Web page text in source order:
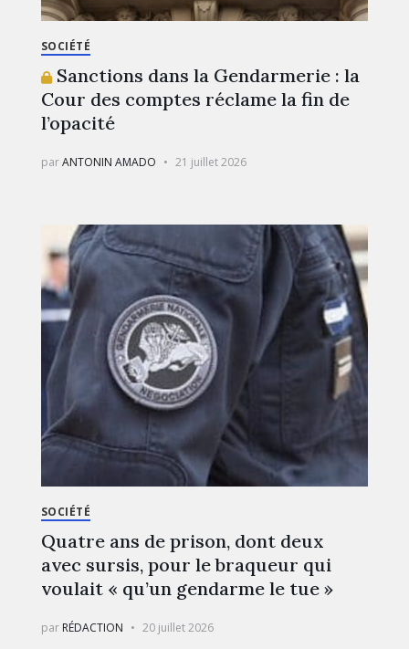
SOCIÉTÉ
Sanctions dans la Gendarmerie : la
Cour des comptes réclame la fin de
l’opacité
parANTONIN AMADO 21 juillet 2026
SOCIÉTÉ
Quatre ans de prison, dont deux
avec sursis, pour le braqueur qui
voulait « qu’un gendarme le tue »
par RÉDACTION 20 juillet 2026